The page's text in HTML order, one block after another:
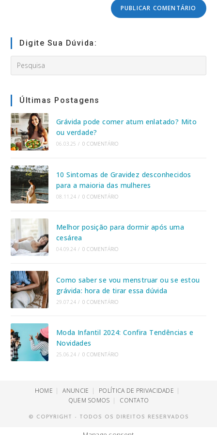
(opcional)
Digite Sua Dúvida:
this
Últimas Postagens
Grávida pode comer atum enlatado? Mito
ou verdade?
06.03.25 / 0 COMENTÁRIO
10 Sintomas de Gravidez desconhecidos
para a maioria das mulheres
08.11.24 / 0 COMENTÁRIO
Melhor posição para dormir após uma
cesárea
04.09.24 / 0 COMENTÁRIO
Como saber se vou menstruar ou se estou
grávida: hora de tirar essa dúvida
29.07.24 / 0 COMENTÁRIO
Moda Infantil 2024: Confira Tendências e
Novidades
25.06.24 / 0 COMENTÁRIO
HOME ANUNCIE
POLÍTICA DE PRIVACIDADE
QUEM SOMOS
CONTATO
© COPYRIGHT - TODOS OS DIREITOS RESERVADOS